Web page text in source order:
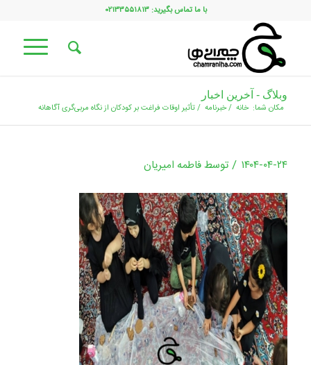
با ما تماس بگیرید: ۰۲۱۳۳۵۵۱۸۱۳
وبلاگ - آخرین اخبار
مکان شما: خانه /خبرنامه /تأثیر اوقات فراغت بر کودکان از نگاه مربی‌گری آگاهانه
۱۴۰۴-۰۴-۲۴ / توسطفاطمه امیریان